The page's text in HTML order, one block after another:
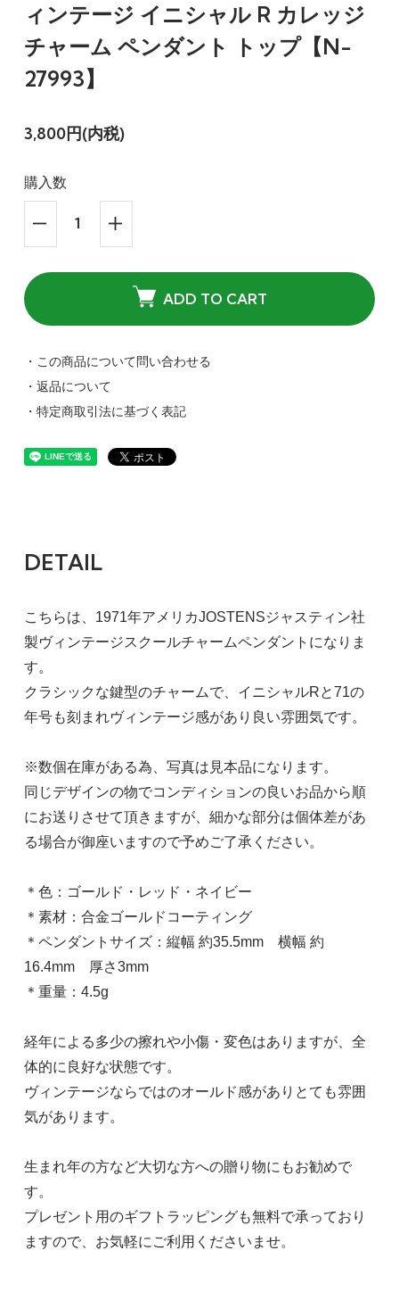
ィンテージ イニシャル R カレッジ
チャーム ペンダント トップ【N-
27993】
3,800円(内税)
購入数
ADD TO CART
・この商品について問い合わせる
・返品について
・特定商取引法に基づく表記
DETAIL
こちらは、1971年アメリカJOSTENSジャスティン社
製ヴィンテージスクールチャームペンダントになりま
す。
クラシックな鍵型のチャームで、イニシャルRと71の
年号も刻まれヴィンテージ感があり良い雰囲気です。
※数個在庫がある為、写真は見本品になります。
同じデザインの物でコンディションの良いお品から順
にお送りさせて頂きますが、細かな部分は個体差があ
る場合が御座いますので予めご了承ください。
＊色：ゴールド・レッド・ネイビー
＊素材：合金ゴールドコーティング
＊ペンダントサイズ：縦幅 約35.5mm 横幅 約
16.4mm 厚さ3mm
＊重量：4.5g
経年による多少の擦れや小傷・変色はありますが、全
体的に良好な状態です。
ヴィンテージならではのオールド感がありとても雰囲
気があります。
生まれ年の方など大切な方への贈り物にもお勧めで
す。
プレゼント用のギフトラッピングも無料で承っており
ますので、お気軽にご利用くださいませ。